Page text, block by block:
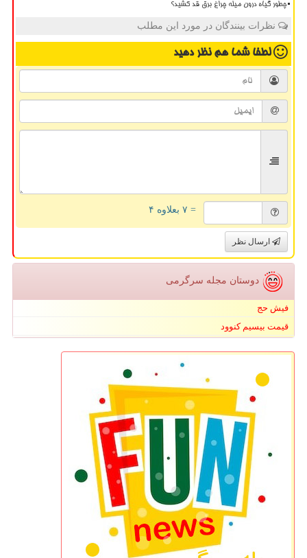
چطور گیاه درون میله چراغ برق قد کشید؟
نظرات بینندگان در مورد این مطلب
لطفا شما همنظر دهید
= ۷ بعلاوه ۴
ارسال نظر
دوستان مجله سرگرمی
فیش حج
قیمت بیسیم کنوود